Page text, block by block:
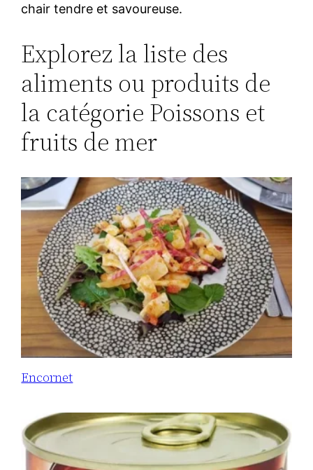
chair tendre et savoureuse.
Explorez la liste des
aliments ou produits de
la catégorie Poissons et
fruits de mer
Encornet